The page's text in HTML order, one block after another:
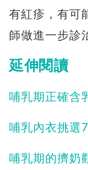
有紅疹，有可
師做進一步診
延伸閱讀
哺乳期正確含
哺乳內衣挑選
哺乳期的擠奶